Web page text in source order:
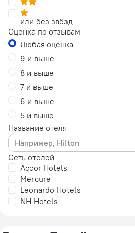
или без звёзд
Оценка по отзывам
Любая оценка
9 и выше
8 и выше
7 и выше
6 и выше
5 и выше
Название отеля
Сеть отелей
Accor Hotels
Mercure
Leonardo Hotels
NH Hotels